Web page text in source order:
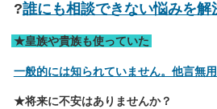
?誰にも相談できない悩みを解
★皇族や貴族も使っていた
一般的には知られていません。他言無
★将来に不安はありませんか？